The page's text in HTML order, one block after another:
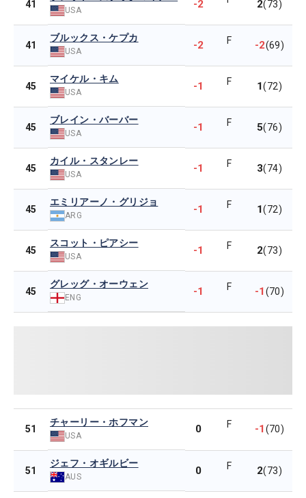
41
USA -2 2(73)
41
ブルックス・ケプカ
USA -2 F -2(69)
45
マイケル・キム
USA -1 F 1(72)
45
ブレイン・バーバー
USA -1 F 5(76)
45
カイル・スタンレー
USA -1 F 3(74)
45
エミリアーノ・グリジョ
ARG -1 F 1(72)
45
スコット・ピアシー
USA -1 F 2(73)
45
グレッグ・オーウェン
ENG -1 F -1(70)
51
チャーリー・ホフマン
USA
0 F -1(70)
51
ジェフ・オギルビー
AUS 0 F 2(73)